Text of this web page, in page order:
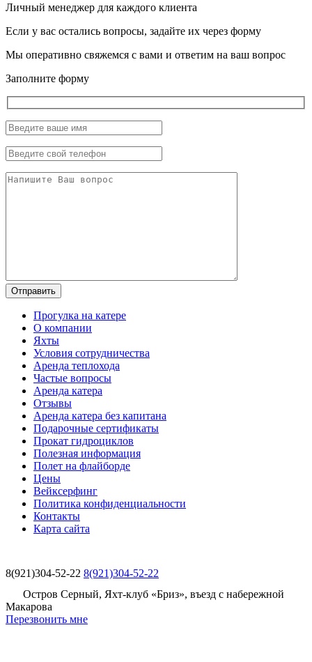
Личный менеджер для каждого клиента
Если у вас остались вопросы, задайте их через форму
Мы оперативно свяжемся с вами и ответим на ваш вопрос
Заполните форму
Прогулка на катере
О компании
Яхты
Условия сотрудничества
Аренда теплохода
Частые вопросы
Аренда катера
Отзывы
Аренда катера без капитана
Подарочные сертификаты
Прокат гидроциклов
Полезная информация
Полет на флайборде
Цены
Вейксерфинг
Политика конфиденциальности
Контакты
Карта сайта
8(921)304-52-22 8(921)304-52-22
Остров Серный, Яхт-клуб «Бриз», въезд с набережной
Макарова
Перезвонить мне